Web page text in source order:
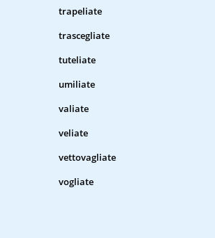
trapeliate
trascegliate
tuteliate
umiliate
valiate
veliate
vettovagliate
vogliate